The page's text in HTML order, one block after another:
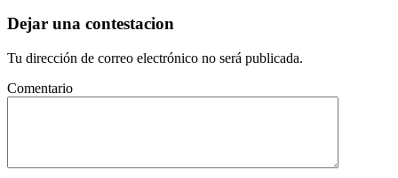
Dejar una contestacion
Tu dirección de correo electrónico no será publicada.
Comentario